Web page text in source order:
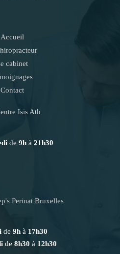
Accueil
cabinet
Contact
Isis Ath
de 9hà 21h30
Perinat Bruxelles
de 9h à 17h30
de 8h30 à 12h30